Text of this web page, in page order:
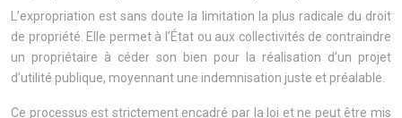
L’expropriation est sans doute la limitation la plus radicale du droit
de propriété. Elle permet à l’État ou aux collectivités de contraindre
un propriétaire à céder son bien pour la réalisation d’un projet
d’utilité publique, moyennant une indemnisation juste et préalable.
Ce processus est strictement encadré par la loi et ne peut être mis